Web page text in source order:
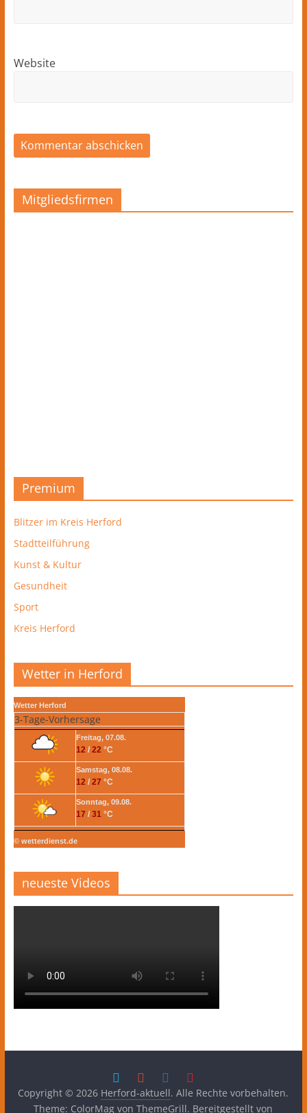
Website
Mitgliedsfirmen
Premium
Blitzer im Kreis Herford
Stadtteilführung
Kunst & Kultur
Gesundheit
Sport
Kreis Herford
Wetter in Herford
Wetter Herford
3-Tage-Vorhersage
Freitag, 07.08.
12 / 22 °C
Samstag, 08.08.
12 / 27 °C
Sonntag, 09.08.
17 / 31°C
© wetterdienst.de
neueste Videos
Copyright © 2026 Herford-aktuell. Alle Rechte vorbehalten.
Theme: ColorMag von ThemeGrill. Bereitgestellt von